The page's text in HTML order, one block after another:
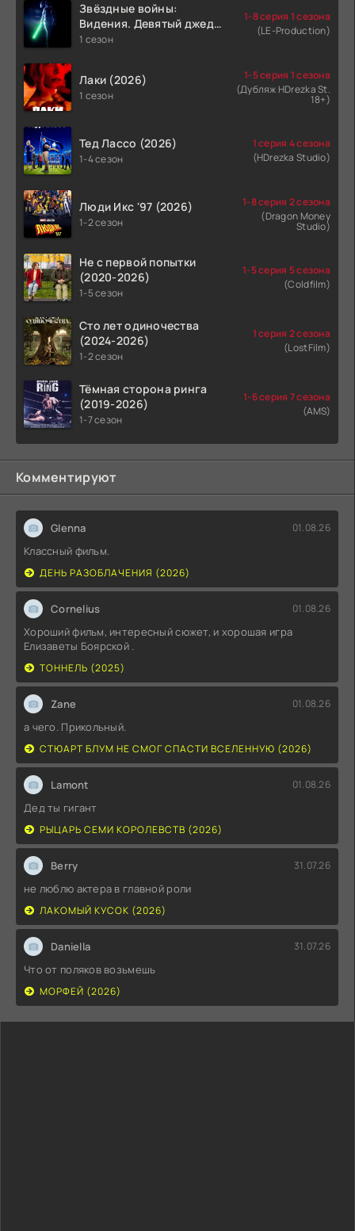
Звёздные войны:
Видения. Девятый джедай
(2026)
1 сезон
1-8 серия 1 сезона
(LE-Production)
Лаки (2026)
1 сезон
1-5 серия 1 сезона
(Дубляж HDrezka St.
18+)
Тед Лассо (2026)
1-4 сезон
1 серия 4 сезона
(HDrezka Studio)
Люди Икс '97 (2026)
1-2 сезон
1-8 серия 2 сезона
(Dragon Money
Studio)
Не с первой попытки
(2020-2026)
1-5 сезон
1-5 серия 5 сезона
(Coldfilm)
Сто лет одиночества
(2024-2026)
1-2 сезон
1 серия 2 сезона
(LostFilm)
Тёмная сторона ринга
(2019-2026)
1-7 сезон
1-6 серия 7 сезона
(AMS)
Комментируют
Glenna 01.08.26
Классный фильм.
ДЕНЬ РАЗОБЛАЧЕНИЯ (2026)
Cornelius 01.08.26
Хороший фильм, интересный сюжет, и хорошая игра
Елизаветы Боярской .
ТОННЕЛЬ (2025)
Zane 01.08.26
а чего. Прикольный.
СТЮАРТ БЛУМ НЕ СМОГ СПАСТИ ВСЕЛЕННУЮ (2026)
Lamont 01.08.26
Дед ты гигант
РЫЦАРЬ СЕМИ КОРОЛЕВСТВ (2026)
Berry 31.07.26
не люблю актера в главной роли
ЛАКОМЫЙ КУСОК (2026)
Daniella 31.07.26
Что от поляков возьмешь
МОРФЕЙ (2026)